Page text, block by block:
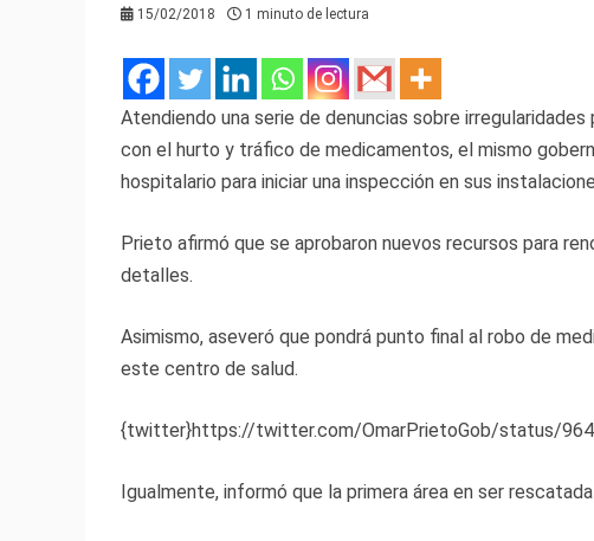
15/02/2018 1 minuto de lectura
Atendiendo una serie de denuncias sobre
con el hurto y tráfico de medicamentos, el mismo
hospitalario para iniciar una inspección en sus
Prieto afirmó que se aprobaron nuevos recursos para
detalles.
Asimismo, aseveró que pondrá punto final al robo de
este centro de salud.
{twitter}https://twitter.com/OmarPrietoGob/status/
Igualmente, informó que la primera área en ser